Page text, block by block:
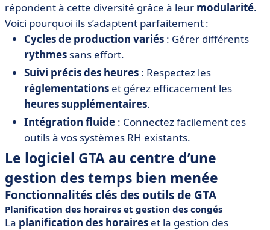
répondent à cette diversité grâce à leur modularité.
Voici pourquoi ils s’adaptent parfaitement :
Cycles de production variés : Gérer différents
rythmes sans effort.
Suivi précis des heures : Respectez les
réglementations et gérez efficacement les
heures supplémentaires.
Intégration fluide : Connectez facilement ces
outils à vos systèmes RH existants.
Le logiciel GTA au centre d’une
gestion des temps bien menée
Fonctionnalités clés des outils de GTA
Planification des horaires et gestion des congés
La planification des horaires et la gestion des